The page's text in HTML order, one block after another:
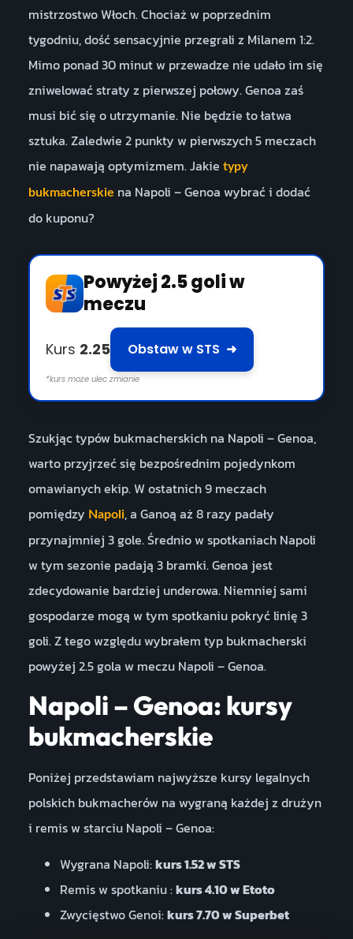
mistrzostwo Włoch. Chociaż w poprzednim
tygodniu, dość sensacyjnie przegrali z Milanem 1:2.
Mimo ponad 30 minut w przewadze nie udało im się
zniwelować straty z pierwszej połowy. Genoa zaś
musi bić się o utrzymanie. Nie będzie to łatwa
sztuka. Zaledwie 2 punkty w pierwszych 5 meczach
nie napawają optymizmem. Jakie typy
bukmacherskie na Napoli – Genoa wybrać i dodać
do kuponu?
Powyżej 2.5 goli w
meczu
Kurs 2.25 Obstaw w STS ➜
*kurs może ulec zmianie
Szukjąc typów bukmacherskich na Napoli – Genoa,
warto przyjrzeć się bezpośrednim pojedynkom
omawianych ekip. W ostatnich 9 meczach
pomiędzy Napoli, a Ganoą aż 8 razy padały
przynajmniej 3 gole. Średnio w spotkaniach Napoli
w tym sezonie padają 3 bramki. Genoa jest
zdecydowanie bardziej underowa. Niemniej sami
gospodarze mogą w tym spotkaniu pokryć linię 3
goli. Z tego względu wybrałem typ bukmacherski
powyżej 2.5 gola w meczu Napoli – Genoa.
Napoli – Genoa: kursy
bukmacherskie
Poniżej przedstawiam najwyższe kursy legalnych
polskich bukmacherów na wygraną każdej z drużyn
i remis w starciu Napoli – Genoa:
Wygrana Napoli:kurs 1.52 w STS
Remis w spotkaniu :kurs 4.10 w Etoto
Zwycięstwo Genoi:kurs 7.70 w Superbet